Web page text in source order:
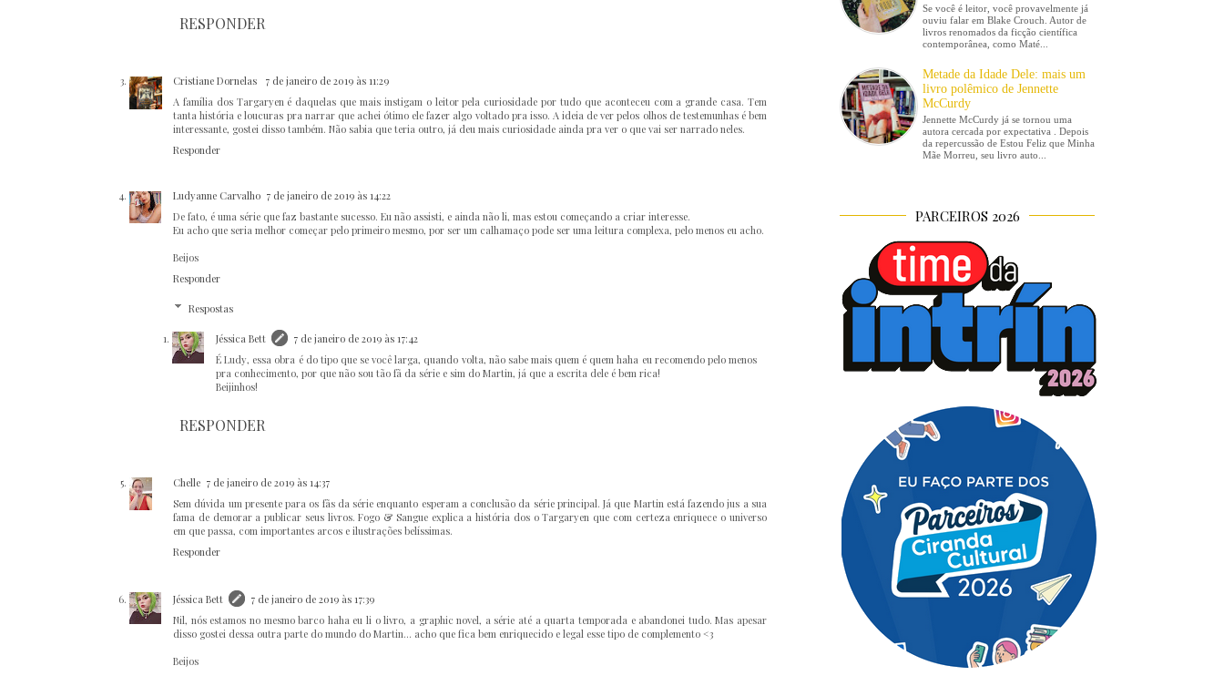
RESPONDER
Cristiane Dornelas
7 de janeiro de 2019 às 11:29
A família dos Targaryen é daquelas que mais instigam o leitor pela curiosidade por tudo que aconteceu com a grande casa. Tem
tanta história e loucuras pra narrar que achei ótimo ele fazer algo voltado pra isso. A ideia de ver pelos olhos de testemunhas é bem
interessante, gostei disso também. Não sabia que teria outro, já deu mais curiosidade ainda pra ver o que vai ser narrado neles.
Responder
Ludyanne Carvalho 7 de janeiro de 2019 às 14:22
De fato, é uma série que faz bastante sucesso. Eu não assisti, e ainda não li, mas estou começando a criar interesse.
Eu acho que seria melhor começar pelo primeiro mesmo, por ser um calhamaço pode ser uma leitura complexa, pelo menos eu acho.
Beijos
Responder
Respostas
Jéssica Bett
7 de janeiro de 2019 às 17:42
É Ludy, essa obra é do tipo que se você larga, quando volta, não sabe mais quem é quem haha eu recomendo pelo menos
pra conhecimento, por que não sou tão fã da série e sim do Martin, já que a escrita dele é bem rica!
Beijinhos!
RESPONDER
Chelle 7 de janeiro de 2019 às 14:37
Sem dúvida um presente para os fãs da série enquanto esperam a conclusão da série principal. Já que Martin está fazendo jus a sua
fama de demorar a publicar seus livros. Fogo & Sangue explica a história dos o Targaryen que com certeza enriquece o universo
em que passa, com importantes arcos e ilustrações belíssimas.
Responder
Jéssica Bett
7 de janeiro de 2019 às 17:39
Nil, nós estamos no mesmo barco haha eu li o livro, a graphic novel, a série até a quarta temporada e abandonei tudo. Mas apesar
disso gostei dessa outra parte do mundo do Martin... acho que fica bem enriquecido e legal esse tipo de complemento <3
Beijos
Se você é leitor, você provavelmente já
ouviu falar em Blake Crouch. Autor de
livros renomados da ficção científica
contemporânea, como Maté...
Metade da Idade Dele: mais um
livro polêmico de Jennette
McCurdy
Jennette McCurdy já se tornou uma
autora cercada por expectativa . Depois
da repercussão de Estou Feliz que Minha
Mãe Morreu, seu livro auto...
PARCEIROS 2026